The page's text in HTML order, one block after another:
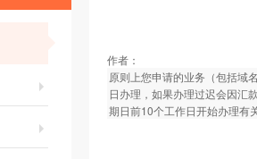
作者：
原则上您申请的业务（包括域
日办理，如果办理过迟会因汇
期日前10个工作日开始办理有